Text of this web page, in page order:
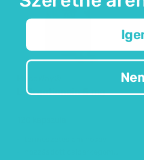
L-Ergotionein 5 mg